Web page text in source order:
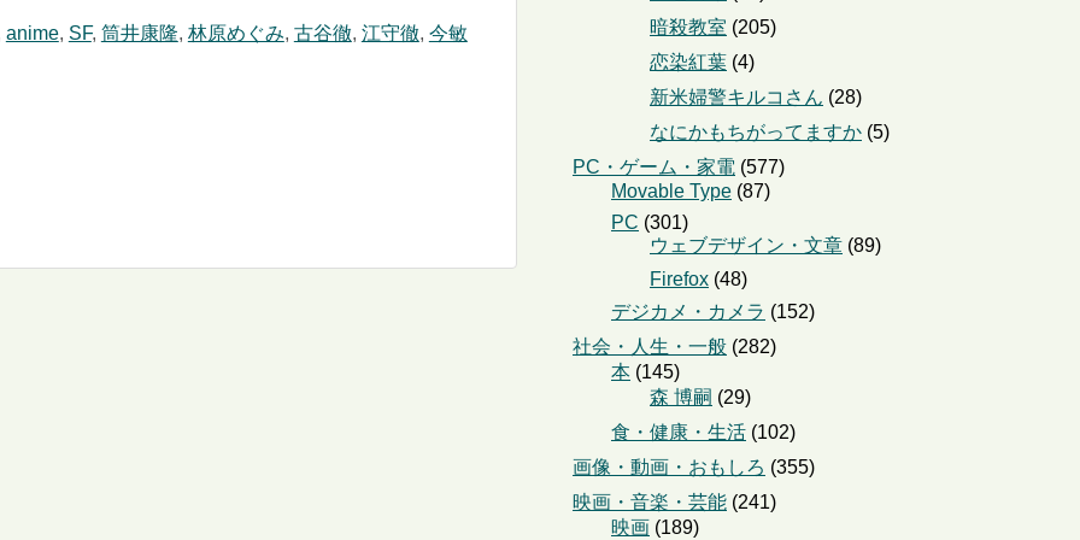
anime, SF, 筒井康隆, 林原めぐみ, 古谷徹, 江守徹, 今敏
暗殺教室 (205)
恋染紅葉 (4)
新米婦警キルコさん (28)
なにかもちがってますか (5)
PC・ゲーム・家電 (577)
Movable Type (87)
PC (301)
ウェブデザイン・文章 (89)
Firefox (48)
デジカメ・カメラ (152)
社会・人生・一般 (282)
本 (145)
森 博嗣 (29)
食・健康・生活 (102)
画像・動画・おもしろ (355)
映画・音楽・芸能 (241)
映画 (189)